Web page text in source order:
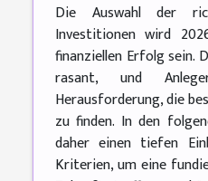
Die Auswahl der
Investitionen wird
finanziellen Erfolg sein.
rasant, und
Herausforderung, die
zu finden. In den
daher einen tiefen
Kriterien, um eine